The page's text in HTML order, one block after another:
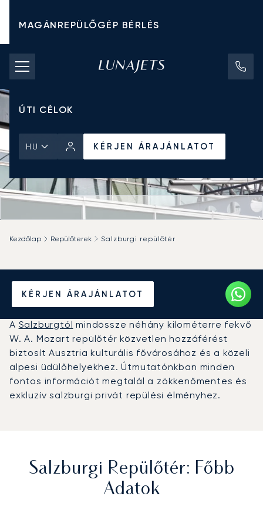
MAGÁNREPÜLŐGÉP BÉRLÉS
CHARTER ÁRAK
MAGÁNREPÜLŐGÉPEK
ÚTI CÉLOK
HU KÉRJEN ÁRAJÁNLATOT
KÉRJEN ÁRAJÁNLATOT
Kezdőlap Repülőterek Salzburgi repülőtér
Magánrepülőgép bérlése a
Salzburgi repülőtérre (SZG)
A Salzburgtól mindössze néhány kilométerre fekvő
W. A. Mozart repülőtér közvetlen hozzáférést
biztosít Ausztria kulturális fővárosához és a közeli
alpesi üdülőhelyekhez. Útmutatónkban minden
fontos információt megtalál a zökkenőmentes és
exkluzív salzburgi privát repülési élményhez.
Salzburgi Repülőtér: Főbb
Adatok